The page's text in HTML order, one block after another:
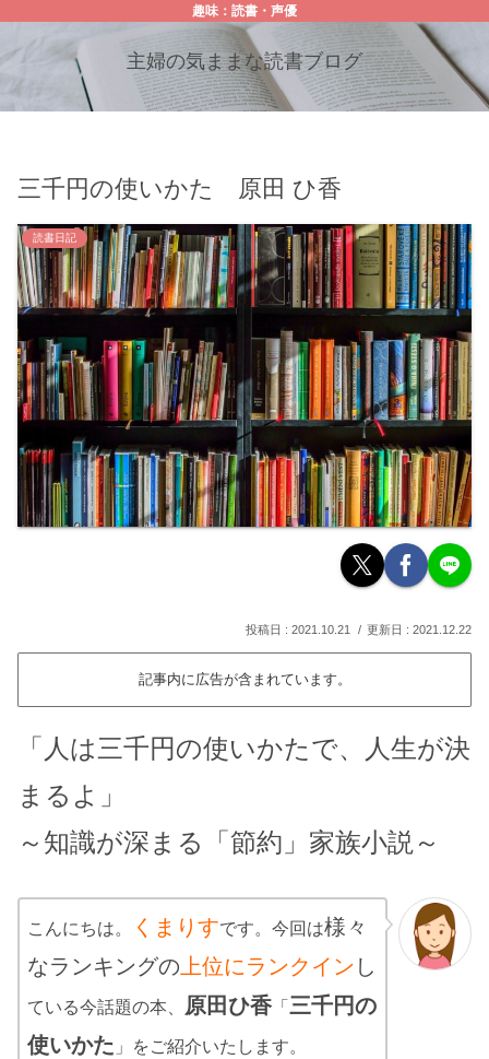
趣味：読書・声優
主婦の気ままな読書ブログ
三千円の使いかた 原田 ひ香
読書日記
2021.10.21 2021.12.22
記事内に広告が含まれています。
「人は三千円の使いかたで、人生が決
まるよ」
～知識が深まる「節約」家族小説～
こんにちは。 くまりすです。今回は様々
なランキングの 上位にランクイン し
ている今話題の本、 原田ひ香「 三千円の
使いかた 」をご紹介いたします。